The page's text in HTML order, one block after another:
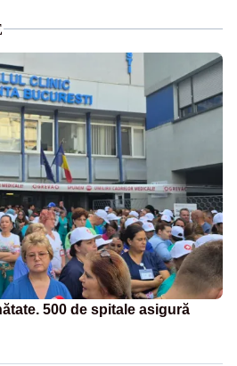
500 de spitale asigură